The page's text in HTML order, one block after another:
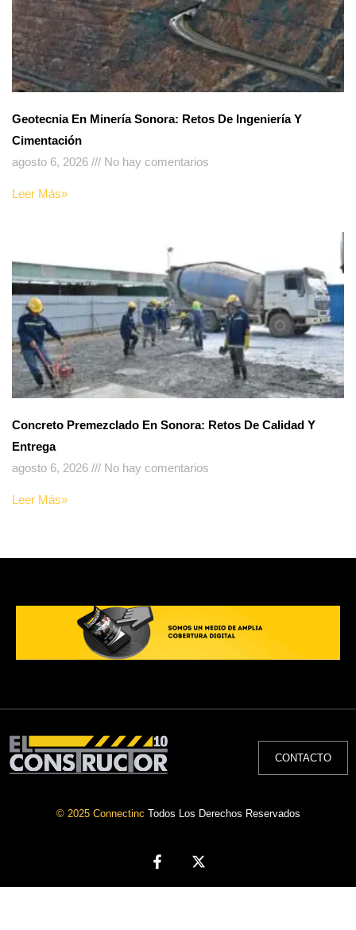
Geotecnia En Minería Sonora: Retos De Ingeniería Y
Cimentación
agosto 6, 2026
No hay comentarios
Leer Más»
Concreto Premezclado En Sonora: Retos De Calidad Y
Entrega
agosto 6, 2026
No hay comentarios
Leer Más»
CONTACTO
© 2025 Connectinc Todos Los Derechos Reservados